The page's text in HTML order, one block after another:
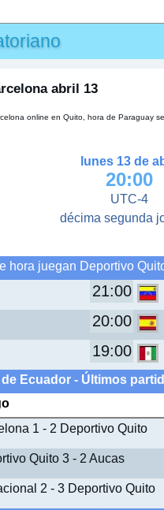
abril 13
online en Quito, hora de Paraguay
lunes 13 de
20:00
UTC-4
décima segunda
hora juegan Deportivo
21:00
20:00
19:00
Ecuador - Últimos
1 - 2 Deportivo Quito
Quito 3 - 2 Aucas
2 - 3 Deportivo Quito
▶ Partidos
✎ Otros